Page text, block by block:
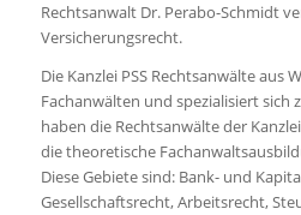
Rechtsanwalt Dr. Perabo-Schmidt
Versicherungsrecht.
Die Kanzlei PSS Rechtsanwälte aus
Fachanwälten und spezialisiert sich
haben die Rechtsanwälte der
die theoretische
Diese Gebiete sind: Bank- und
Gesellschaftsrecht, Arbeitsrecht,